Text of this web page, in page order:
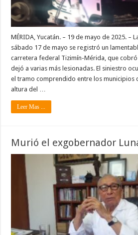
MÉRIDA, Yucatán. – 19 de mayo de 2025. –
sábado 17 de mayo se registró un
carretera federal Tizimín-Mérida, que
dejó a varias más lesionadas. El siniestro
el tramo comprendido entre los municipios
altura del …
Leer Mas ...
Murió el exgobernador